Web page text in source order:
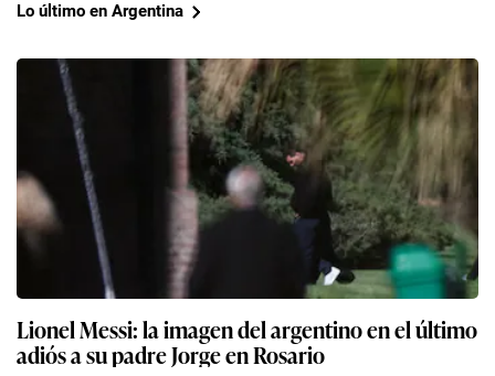
Lo último en Argentina
Lionel Messi: la imagen del argentino en el último
adiós a su padre Jorge en Rosario